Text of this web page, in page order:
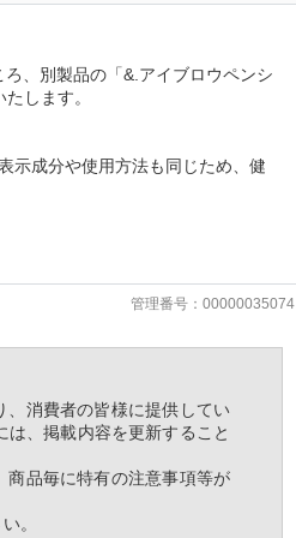
、別製品の「&.アイブロウペンシ
します。
成分や使用方法も同じため、健
管理番号：00000035074
消費者の皆様に提供してい
、掲載内容を更新すること
品毎に特有の注意事項等が
。